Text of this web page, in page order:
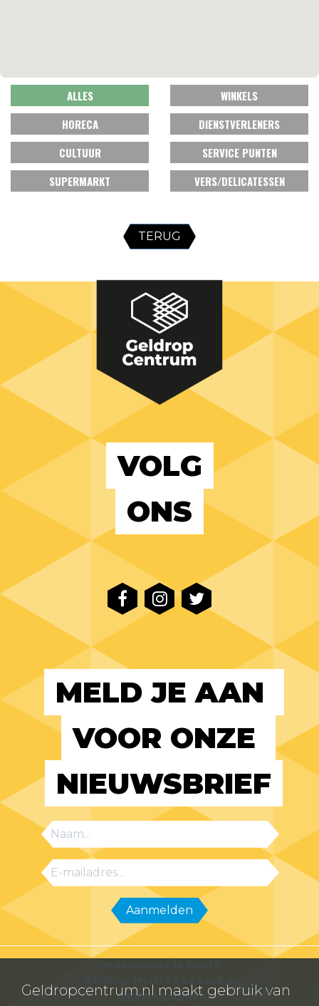
ALLES
WINKELS
HORECA
DIENSTVERLENERS
CULTUUR
SERVICE PUNTEN
SUPERMARKT
VERS/DELICATESSEN
TERUG
VOLG
ONS
MELD JE AAN
VOOR ONZE
NIEUWSBRIEF
Openingstijden
Geldropcentrum.nl maakt gebruik van